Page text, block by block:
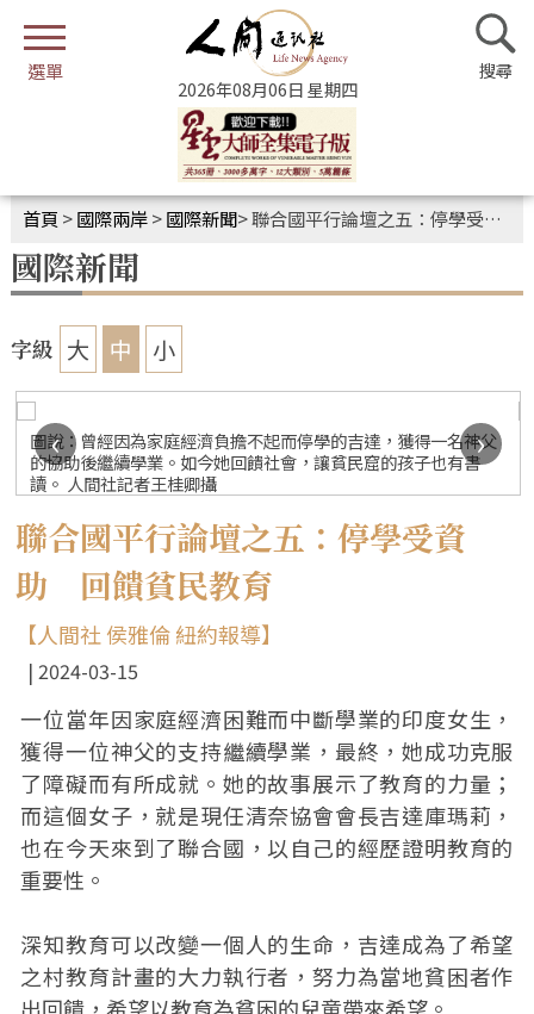
2026年08月06日 星期四
首頁 >國際兩岸>國際新聞>聯合國平行論壇之五：停學受資助 回饋貧民教育
國際新聞
字級 大 中 小
圖說：曾經因為家庭經濟負擔不起而停學的吉達，獲得一名神父
的協助後繼續學業。如今她回饋社會，讓貧民窟的孩子也有書
讀。 人間社記者王桂卿攝
‹ ›
聯合國平行論壇之五：停學受資
助 回饋貧民教育
【人間社 侯雅倫 紐約報導】
2024-03-15
一位當年因家庭經濟困難而中斷學業的印度女生，
獲得一位神父的支持繼續學業，最終，她成功克服
了障礙而有所成就。她的故事展示了教育的力量；
而這個女子，就是現任清奈協會會長吉達庫瑪莉，
也在今天來到了聯合國，以自己的經歷證明教育的
重要性。
深知教育可以改變一個人的生命，吉達成為了希望
之村教育計畫的大力執行者，努力為當地貧困者作